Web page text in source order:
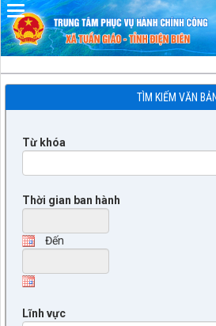
TÌM KIẾM VĂN BẢN
Từ khóa
Thời gian ban hành
Đến
Lĩnh vực